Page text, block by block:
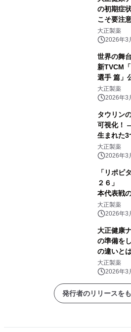
の初期症
こそ要注
大正製薬
2026年3
世界の舞
新TVCM
選手 篇」
大正製薬
2026年3
タウリン
可視化！
生まれた
大正製薬
2026年3
「リポビ
２６
本代表戦
大正製薬
2026年3
大正健康
の準備を
の違いと
大正製薬
2026年3
発行者のリリースを